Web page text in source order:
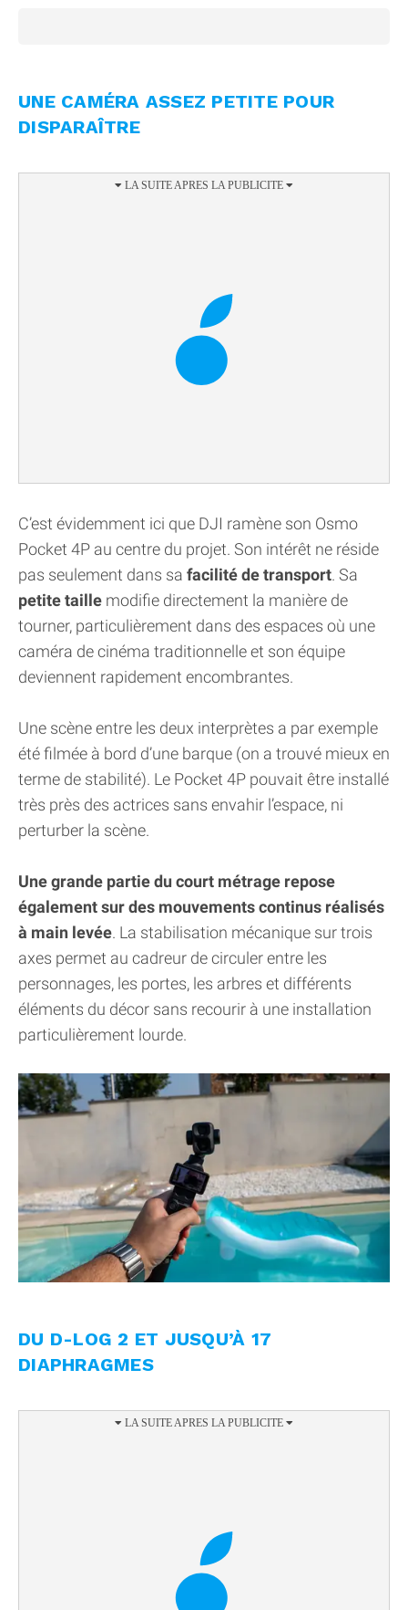
UNE CAMÉRA ASSEZ PETITE POUR
DISPARAÎTRE
C’est évidemment ici que DJI ramène son Osmo
Pocket 4P au centre du projet. Son intérêt ne réside
pas seulement dans sa facilité de transport. Sa
petite taille modifie directement la manière de
tourner, particulièrement dans des espaces où une
caméra de cinéma traditionnelle et son équipe
deviennent rapidement encombrantes.
Une scène entre les deux interprètes a par exemple
été filmée à bord d’une barque (on a trouvé mieux en
terme de stabilité). Le Pocket 4P pouvait être installé
très près des actrices sans envahir l’espace, ni
perturber la scène.
Une grande partie du court métrage repose
également sur des mouvements continus réalisés
à main levée. La stabilisation mécanique sur trois
axes permet au cadreur de circuler entre les
personnages, les portes, les arbres et différents
éléments du décor sans recourir à une installation
particulièrement lourde.
DU D-LOG 2 ET JUSQU’À 17
DIAPHRAGMES